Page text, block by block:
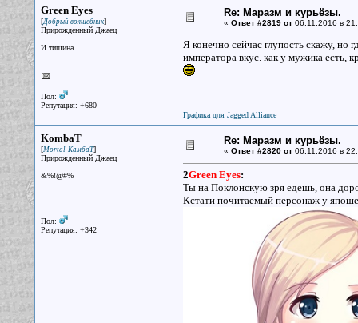
Green Eyes
[Добрый волшебник]
Прирожденный Джаец
И тишина...
Пол:
Репутация: +680
Re: Маразм и курьёзы.
« Ответ #2819 от06.11.2016 в
Я конечно сейчас глупость скажу, но
императора вкус. как у мужика есть,
Графика для Jagged Alliance
KombaT
[Mortal-КамбаТ]
Прирожденный Джаец
&%!@#%
Пол:
Репутация: +342
Re: Маразм и курьёзы.
« Ответ #2820 от06.11.2016 в
2Green Eyes:
Ты на Поклонскую зря едешь, она
Кстати почитаемый персонаж у